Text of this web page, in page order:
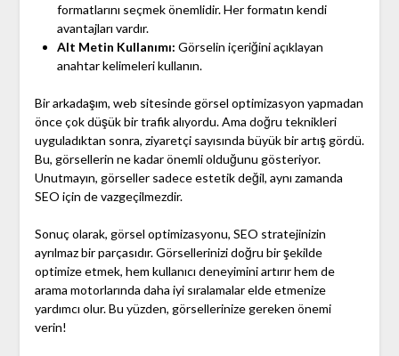
formatlarını seçmek önemlidir. Her formatın kendi
avantajları vardır.
Alt Metin Kullanımı: Görselin içeriğini açıklayan
anahtar kelimeleri kullanın.
Bir arkadaşım, web sitesinde görsel optimizasyon yapmadan
önce çok düşük bir trafik alıyordu. Ama doğru teknikleri
uyguladıktan sonra, ziyaretçi sayısında büyük bir artış gördü.
Bu, görsellerin ne kadar önemli olduğunu gösteriyor.
Unutmayın, görseller sadece estetik değil, aynı zamanda
SEO için de vazgeçilmezdir.
Sonuç olarak, görsel optimizasyonu, SEO stratejinizin
ayrılmaz bir parçasıdır. Görsellerinizi doğru bir şekilde
optimize etmek, hem kullanıcı deneyimini artırır hem de
arama motorlarında daha iyi sıralamalar elde etmenize
yardımcı olur. Bu yüzden, görsellerinize gereken önemi
verin!